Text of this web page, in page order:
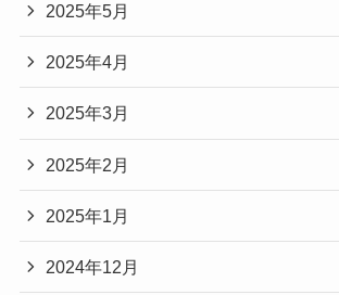
2025年5月
2025年4月
2025年3月
2025年2月
2025年1月
2024年12月